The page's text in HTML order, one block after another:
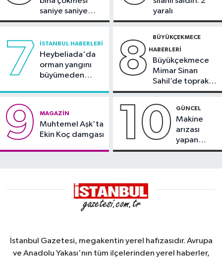
saniye saniye
görüntülendi
yaralı
7 İSTANBUL HABERLERI
Heybeliada'da
orman yangını
büyümeden
8 BÜYÜKÇEKMECE
HABERLERI
Büyükçekmece
Mimar Sinan
Sahil’de toprak
kayması
9 MAGAZIN
Muhtemel Aşk'ta
Ekin Koç damgası
10 GÜNCEL
Makine
arızası
yapan
tanker,
alındı
İstanbul Gazetesi, megakentin yerel hafızasıdır. Avrupa
ve Anadolu Yakası'nın tüm ilçelerinden yerel haberler,